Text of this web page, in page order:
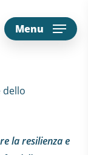
Menu
dello
la resilienza e